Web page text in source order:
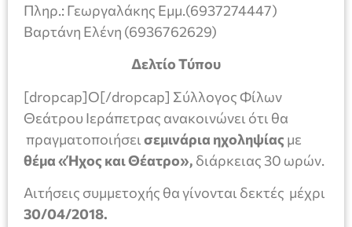
Πληρ.: Γεωργαλάκης Εμμ.(6937274447)
Βαρτάνη Ελένη (6936762629)
Δελτίο Τύπου
[dropcap]Ο[/dropcap] Σύλλογος Φίλων
Θεάτρου Ιεράπετρας ανακοινώνει ότι θα
πραγματοποιήσει σεμινάρια ηχοληψίας με
θέμα «Ήχος και Θέατρο», διάρκειας 30 ωρών.
Αιτήσεις συμμετοχής θα γίνονται δεκτές μέχρι
30/04/2018.